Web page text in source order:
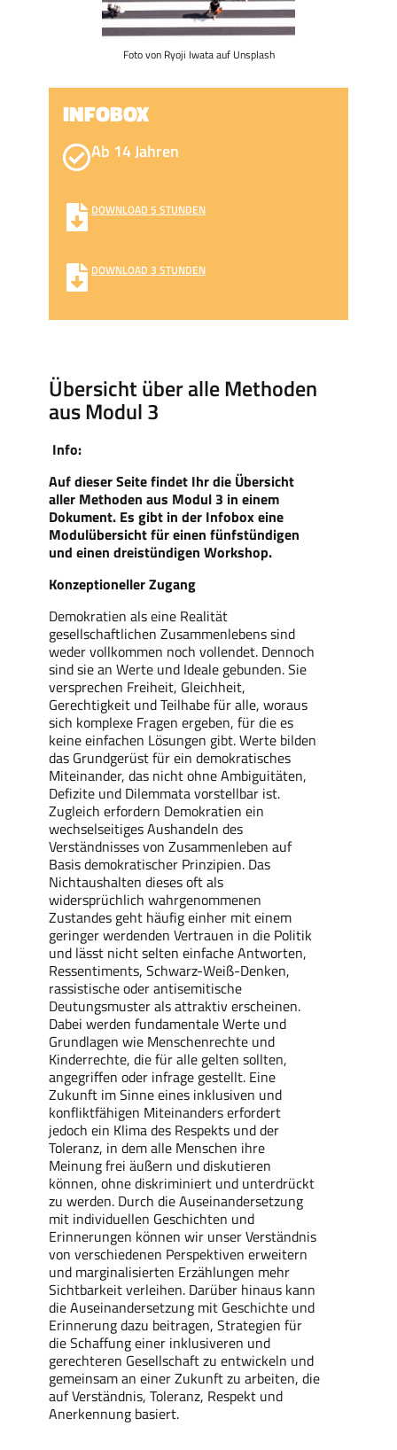
Übersicht über alle Methoden
aus Modul 3
Info:
Auf dieser Seite findet Ihr die Übersicht
aller Methoden aus Modul 3 in einem
Dokument. Es gibt in der Infobox eine
Modulübersicht für einen fünfstündigen
und einen dreistündigen Workshop.
Konzeptioneller Zugang
Demokratien als eine Realität
gesellschaftlichen Zusammenlebens sind
weder vollkommen noch vollendet. Dennoch
sind sie an Werte und Ideale gebunden. Sie
versprechen Freiheit, Gleichheit,
Gerechtigkeit und Teilhabe für alle, woraus
sich komplexe Fragen ergeben, für die es
keine einfachen Lösungen gibt. Werte bilden
das Grundgerüst für ein demokratisches
Miteinander, das nicht ohne Ambiguitäten,
Defizite und Dilemmata vorstellbar ist.
Zugleich erfordern Demokratien ein
wechselseitiges Aushandeln des
Verständnisses von Zusammenleben auf
Basis demokratischer Prinzipien. Das
Nichtaushalten dieses oft als
widersprüchlich wahrgenommenen
Zustandes geht häufig einher mit einem
geringer werdenden Vertrauen in die Politik
und lässt nicht selten einfache Antworten,
Ressentiments, Schwarz-Weiß-Denken,
rassistische oder antisemitische
Deutungsmuster als attraktiv erscheinen.
Dabei werden fundamentale Werte und
Grundlagen wie Menschenrechte und
Kinderrechte, die für alle gelten sollten,
angegriffen oder infrage gestellt. Eine
Zukunft im Sinne eines inklusiven und
konfliktfähigen Miteinanders erfordert
jedoch ein Klima des Respekts und der
Toleranz, in dem alle Menschen ihre
Meinung frei äußern und diskutieren
können, ohne diskriminiert und unterdrückt
zu werden. Durch die Auseinandersetzung
mit individuellen Geschichten und
Erinnerungen können wir unser Verständnis
von verschiedenen Perspektiven erweitern
und marginalisierten Erzählungen mehr
Sichtbarkeit verleihen. Darüber hinaus kann
die Auseinandersetzung mit Geschichte und
Erinnerung dazu beitragen, Strategien für
die Schaffung einer inklusiveren und
gerechteren Gesellschaft zu entwickeln und
gemeinsam an einer Zukunft zu arbeiten, die
auf Verständnis, Toleranz, Respekt und
Anerkennung basiert.
Foto von Ryoji Iwata auf Unsplash
INFOBOX
Ab 14 Jahren
DOWNLOAD 5 STUNDEN
DOWNLOAD 3 STUNDEN